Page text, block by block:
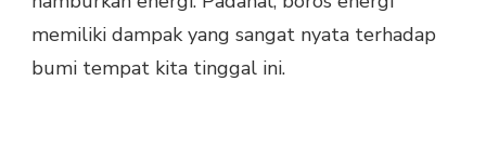
memiliki dampak yang sangat nyata terhadap
bumi tempat kita tinggal ini.